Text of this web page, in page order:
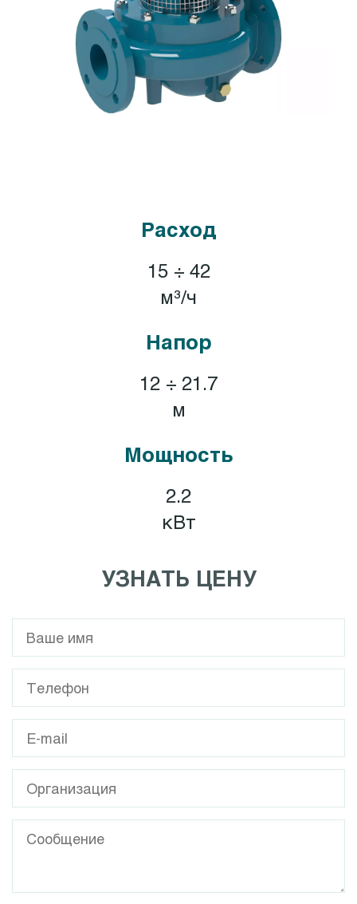
Расход
15 ÷ 42
м³/ч
Напор
12 ÷ 21.7
м
Мощность
2.2
кВт
УЗНАТЬ ЦЕНУ